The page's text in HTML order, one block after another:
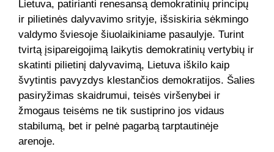
Lietuva, patirianti renesansą demokratinių principų
ir pilietinės dalyvavimo srityje, išsiskiria sėkmingo
valdymo šviesoje šiuolaikiniame pasaulyje. Turint
tvirtą įsipareigojimą laikytis demokratinių vertybių ir
skatinti pilietinį dalyvavimą, Lietuva iškilo kaip
švytintis pavyzdys klestančios demokratijos. Šalies
pasiryžimas skaidrumui, teisės viršenybei ir
žmogaus teisėms ne tik sustiprino jos vidaus
stabilumą, bet ir pelnė pagarbą tarptautinėje
arenoje.